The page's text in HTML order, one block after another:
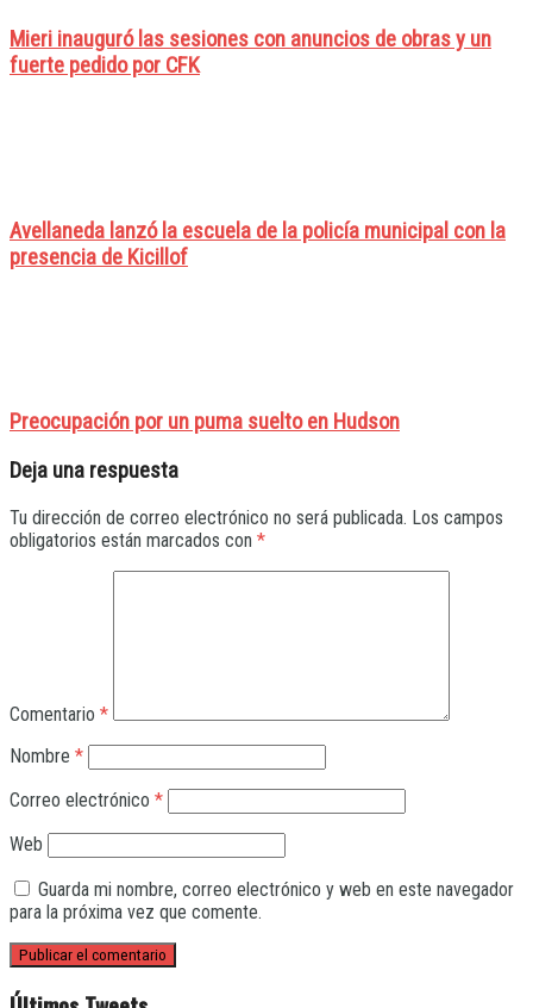
Mieri inauguró las sesiones con anuncios de obras y un
fuerte pedido por CFK
Avellaneda lanzó la escuela de la policía municipal con la
presencia de Kicillof
Preocupación por un puma suelto en Hudson
Deja una respuesta
Tu dirección de correo electrónico no será publicada. Los campos
obligatorios están marcados con *
Comentario *
Nombre *
Correo electrónico *
Web
Guarda mi nombre, correo electrónico y web en este navegador
para la próxima vez que comente.